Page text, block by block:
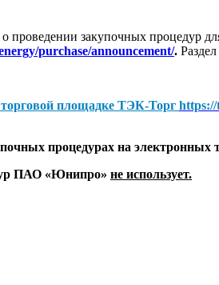
проведении закупочных
purchase/announcement/.
площадке ТЭК-Торг
процедурах на электронных
ПАО «Юнипро» не использует.